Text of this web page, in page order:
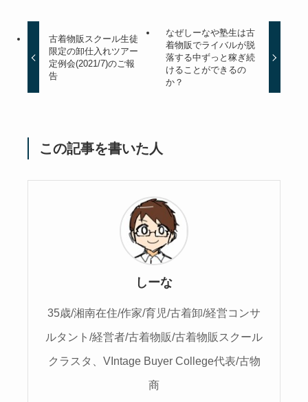
古着物販スクール生徒
限定の卸仕入れツアー
定例会(2021/7)のご報
告
なぜしーなや塾生は古
着物販でライバルが脱
落する中ずっと稼ぎ続
けることができるの
か？
この記事を書いた人
しーな
35歳/湘南在住/作家/育児/古着卸/経営コンサ
ルタント/経営者/古着物販/古着物販スクール
クラスタ、VIntage Buyer College代表/古物
商